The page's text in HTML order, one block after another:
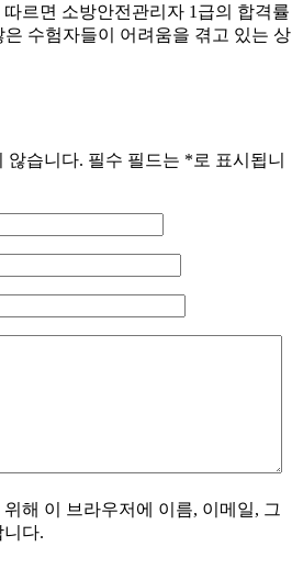
따르면 소방안전관리자 1급의 합격률
은 수험자들이 어려움을 겪고 있는 상
않습니다. 필수 필드는 *로 표시됩니
해 이 브라우저에 이름, 이메일, 그
다.